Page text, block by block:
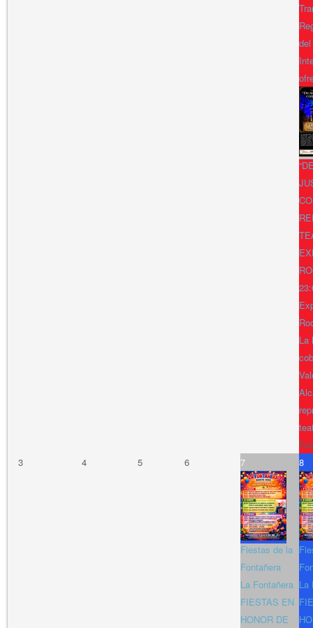
La
3
4 5 6 7
Fiestas de la
Fontañera
La Fontañera
FIESTAS EN
HONOR DE
8
La